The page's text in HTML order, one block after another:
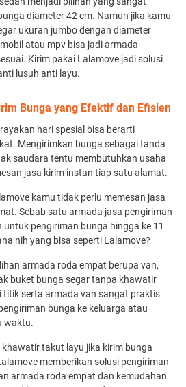
diameter 42 cm. Namun jika kamu
ukuran jumbo dengan diameter
atau mpv bisa jadi armada
Kirim pakai Lalamove jadi solusi
lusuh anti layu.
Bunga yang Efektif dan Efisien
hari spesial bisa berarti
Mengirimkan bunga sebagai tanda
saudara tentu membutuhkan usaha
jasa kirim instan tiap satu alamat.
kamu tidak perlu memesan jasa
Sebab satu armada jasa pengiriman
pengiriman bunga hingga ke 11
nih yang bisa seperti Lalamove?
armada roda empat berupa van,
buket bunga segar tanpa khawatir
titik serta armada van sangat praktis
bunga ke keluarga atau
waktu.
takut layu jika kirim bunga
memberikan solusi pengiriman
armada roda empat dan kemudahan